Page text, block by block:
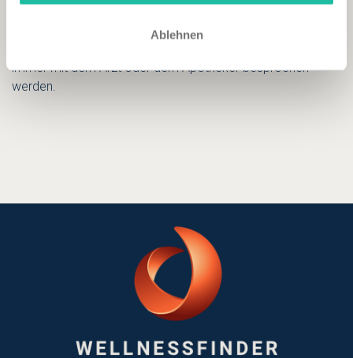
Ablehnen
immer mit dem Arzt oder dem Apotheker besprochen
werden.